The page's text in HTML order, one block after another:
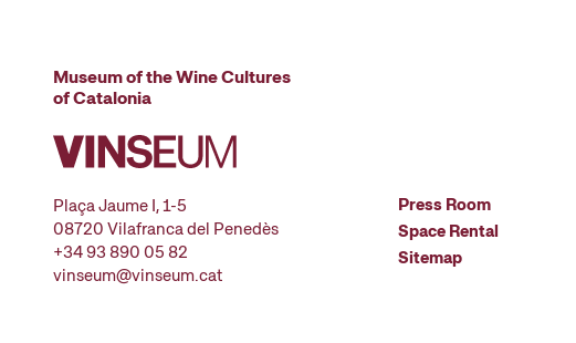
Museum of the Wine Cultures
of Catalonia
Plaça Jaume I, 1-5
08720 Vilafranca del Penedès
+34 93 890 05 82
vinseum@vinseum.cat
Press Room
Space Rental
Sitemap